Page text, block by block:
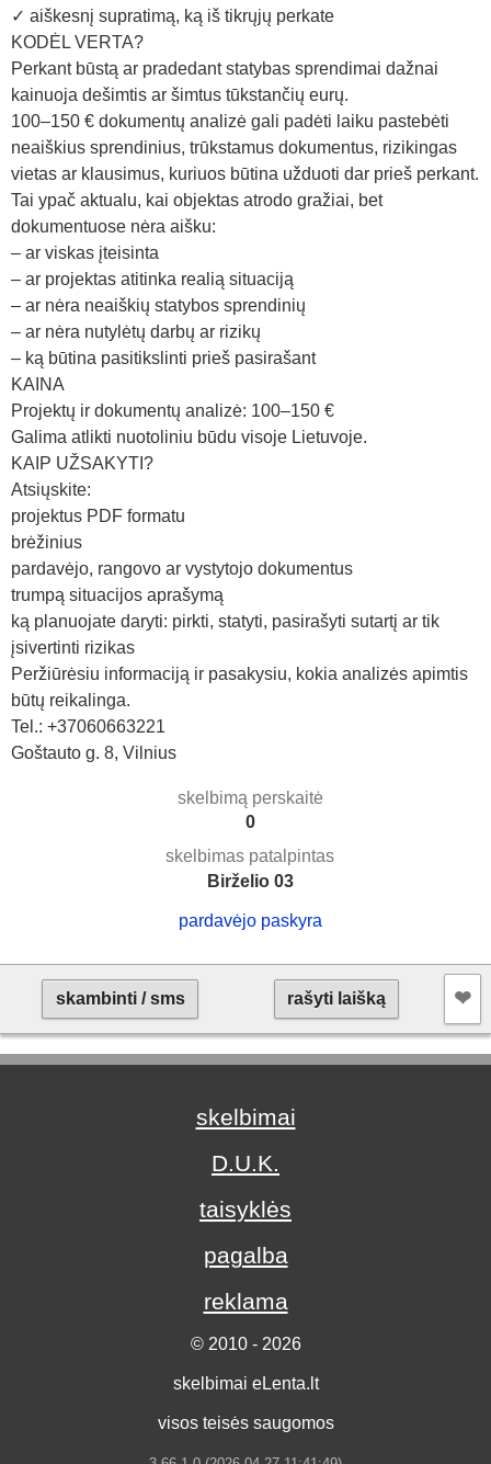
✓ aiškesnį supratimą, ką iš tikrųjų perkate
KODĖL VERTA?
Perkant būstą ar pradedant statybas sprendimai dažnai
kainuoja dešimtis ar šimtus tūkstančių eurų.
100–150 € dokumentų analizė gali padėti laiku pastebėti
neaiškius sprendinius, trūkstamus dokumentus, rizikingas
vietas ar klausimus, kuriuos būtina užduoti dar prieš perkant.
Tai ypač aktualu, kai objektas atrodo gražiai, bet
dokumentuose nėra aišku:
– ar viskas įteisinta
– ar projektas atitinka realią situaciją
– ar nėra neaiškių statybos sprendinių
– ar nėra nutylėtų darbų ar rizikų
– ką būtina pasitikslinti prieš pasirašant
KAINA
Projektų ir dokumentų analizė: 100–150 €
Galima atlikti nuotoliniu būdu visoje Lietuvoje.
KAIP UŽSAKYTI?
Atsiųskite:
projektus PDF formatu
brėžinius
pardavėjo, rangovo ar vystytojo dokumentus
trumpą situacijos aprašymą
ką planuojate daryti: pirkti, statyti, pasirašyti sutartį ar tik
įsivertinti rizikas
Peržiūrėsiu informaciją ir pasakysiu, kokia analizės apimtis
būtų reikalinga.
Tel.: +37060663221
Goštauto g. 8, Vilnius
skelbimą perskaitė
0
skelbimas patalpintas
Birželio 03
pardavėjo paskyra
skambinti / sms rašyti laišką ❤︎
skelbimai
D.U.K.
taisyklės
pagalba
reklama
© 2010 - 2026
skelbimai eLenta.lt
visos teisės saugomos